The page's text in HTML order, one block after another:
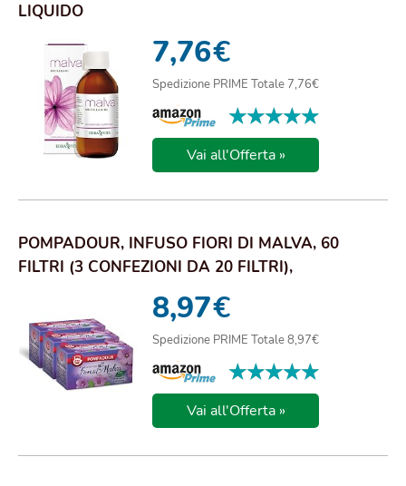
LIQUIDO
7,76€
Spedizione PRIME Totale 7,76€
★★★★★
★★★★★
Vai all'Offerta »
POMPADOUR, INFUSO FIORI DI MALVA, 60
FILTRI (3 CONFEZIONI DA 20 FILTRI),
8,97€
Spedizione PRIME Totale 8,97€
★★★★★
★★★★★
Vai all'Offerta »